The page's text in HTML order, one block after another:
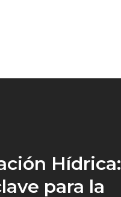
Hídrica:
para la